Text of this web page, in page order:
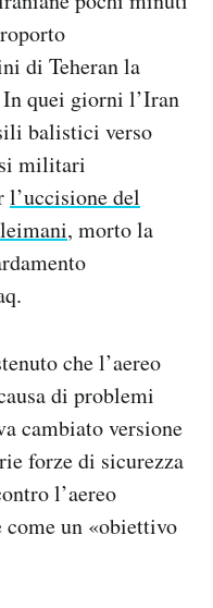
di Teheran la
quei giorni l’Iran
balistici verso
militari
l’uccisione del
, morto la
che l’aereo
di problemi
cambiato versione
forze di sicurezza
l’aereo
un «obiettivo